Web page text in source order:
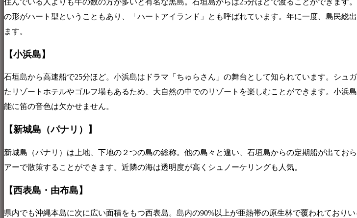
住んでいる人よりも牛の数の方が多いと有名な黒島。石垣島からは25分ほどで渡ることができま
の形がハート型ということもあり、「ハートアイランド」とも呼ばれています。年に一度、島民
ます。
【小浜島】
石垣島から高速船で25分ほど。小浜島はドラマ「ちゅらさん」の舞台として知られています。シ
たリゾートホテルやゴルフ場もあるため、大自然の中でのリゾートを楽しむことができます。小
能に笛の音色は欠かせません。
【新城島（パナリ）】
新城島（パナリ）は上地、下地の２つの島の総称。他の島々と違い、石垣島からの定期船が出て
アーで散策することができます。近隣の海は透明度が高くシュノーケリングも人気。
【西表島・由布島】
県内でも沖縄本島に次に広い面積をもつ西表島。島内の90%以上が亜熱帯の原生林で覆われており